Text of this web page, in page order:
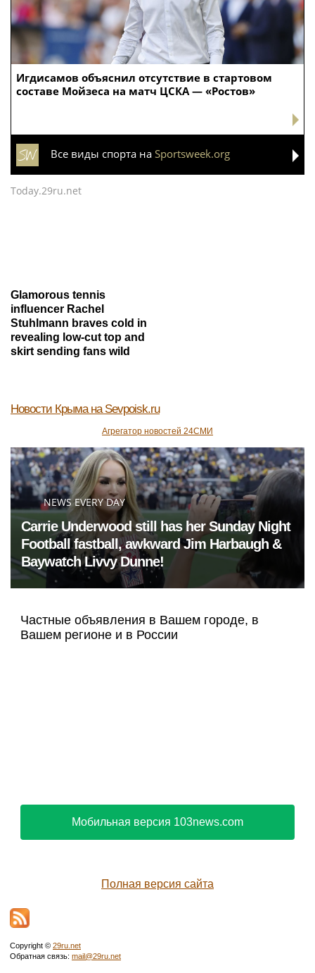
Игдисамов объяснил отсутствие в стартовом
составе Мойзеса на матч ЦСКА — «Ростов»
Все виды спорта на Sportsweek.org
Today.29ru.net
Glamorous tennis
influencer Rachel
Stuhlmann braves cold in
revealing low-cut top and
skirt sending fans wild
Новости Крыма на Sevpoisk.ru
Агрегатор новостей 24СМИ
NEWS EVERY DAY
Carrie Underwood still has her Sunday Night
Football fastball, awkward Jim Harbaugh &
Baywatch Livvy Dunne!
Частные объявления в Вашем городе, в
Вашем регионе и в России
Мобильная версия 103news.com
Полная версия сайта
Copyright © 29ru.net
Обратная связь: mail@29ru.net